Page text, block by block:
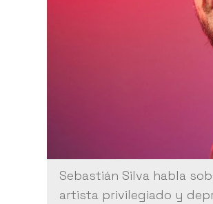
Sebastián Silva habla
artista privilegiado y